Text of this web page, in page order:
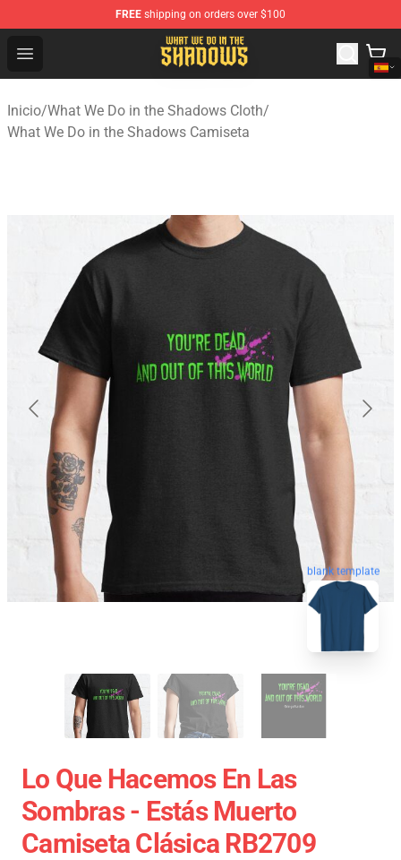
FREE shipping on orders over $100
Open menu
What We Do in the Shadows Shop - Official What We
Inicio/What We Do in the Shadows Cloth/
What We Do in the Shadows Camiseta
blank template
Lo Que Hacemos En Las
Sombras - Estás Muerto
Camiseta Clásica RB2709